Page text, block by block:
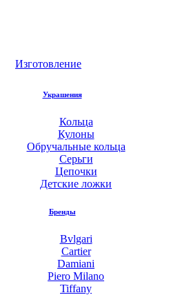
Изготовление
Украшения
Кольца
Кулоны
Обручальные кольца
Серьги
Цепочки
Детские ложки
Бренды
Bvlgari
Cartier
Damiani
Piero Milano
Tiffany